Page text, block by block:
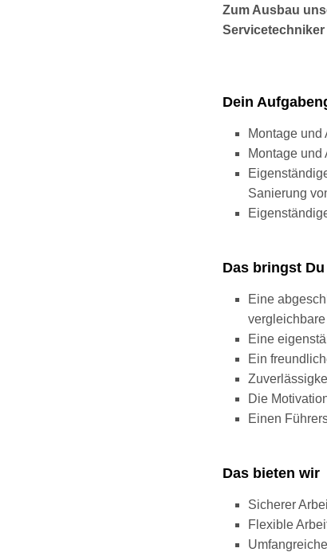
Zum Ausbau
Dein
Montage und
Montage und
Sanierung
Das bringst
Eine
Eine
Ein
Die
Einen
Das bieten wir
Sicherer
Flexible